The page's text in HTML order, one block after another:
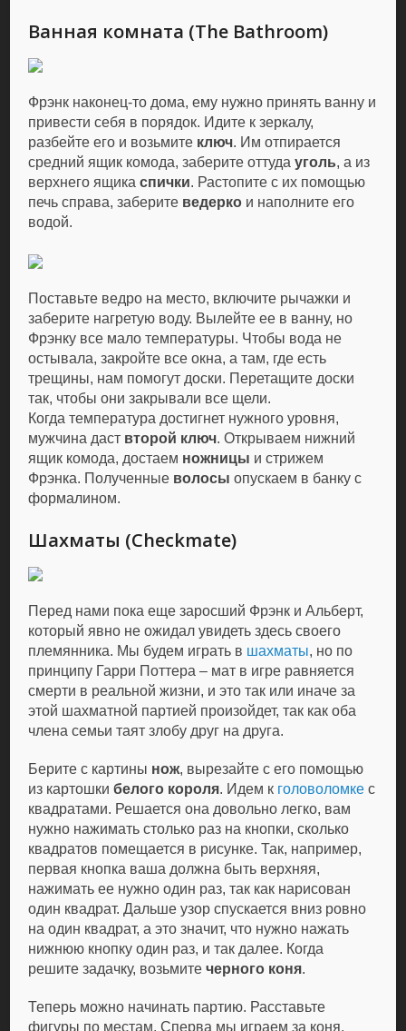
Ванная комната (The Bathroom)
Фрэнк наконец-то дома, ему нужно принять ванну и
привести себя в порядок. Идите к зеркалу,
разбейте его и возьмите ключ. Им отпирается
средний ящик комода, заберите оттудауголь, а из
верхнего ящикаспички. Растопите с их помощью
печь справа, заберите ведерко и наполните его
водой.
Поставьте ведро на место, включите рычажки и
заберите нагретую воду. Вылейте ее в ванну, но
Фрэнку все мало температуры. Чтобы вода не
остывала, закройте все окна, а там, где есть
трещины, нам помогут доски. Перетащите доски
так, чтобы они закрывали все щели.
Когда температура достигнет нужного уровня,
мужчина даст второй ключ. Открываем нижний
ящик комода, достаем ножницы и стрижем
Фрэнка. Полученные волосы опускаем в банку с
формалином.
Шахматы (Checkmate)
Перед нами пока еще заросший Фрэнк и Альберт,
который явно не ожидал увидеть здесь своего
племянника. Мы будем играть в шахматы, но по
принципу Гарри Поттера – мат в игре равняется
смерти в реальной жизни, и это так или иначе за
этой шахматной партией произойдет, так как оба
члена семьи таят злобу друг на друга.
Берите с картины нож, вырезайте с его помощью
из картошкибелого короля. Идем к головоломке с
квадратами. Решается она довольно легко, вам
нужно нажимать столько раз на кнопки, сколько
квадратов помещается в рисунке. Так, например,
первая кнопка ваша должна быть верхняя,
нажимать ее нужно один раз, так как нарисован
один квадрат. Дальше узор спускается вниз ровно
на один квадрат, а это значит, что нужно нажать
нижнюю кнопку один раз, и так далее. Когда
решите задачку, возьмитечерного коня.
Теперь можно начинать партию. Расставьте
фигуры по местам. Сперва мы играем за коня.